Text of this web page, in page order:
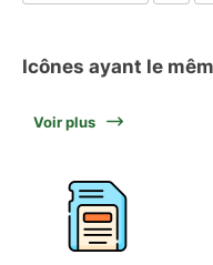
Icônes ayant le
Voir plus